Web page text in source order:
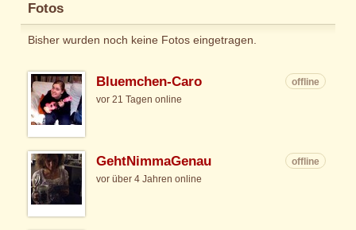
Fotos
Bisher wurden noch keine Fotos eingetragen.
Bluemchen-Caro
offline
vor 21 Tagen online
GehtNimmaGenau
offline
vor über 4 Jahren online